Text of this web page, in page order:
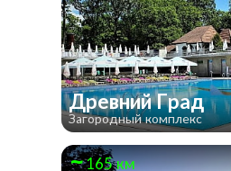
Древний Град
Загородный комплекс
165 км